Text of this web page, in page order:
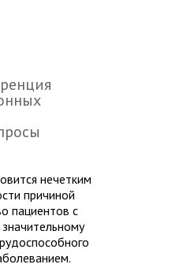
нечетким
причиной
пациентов с